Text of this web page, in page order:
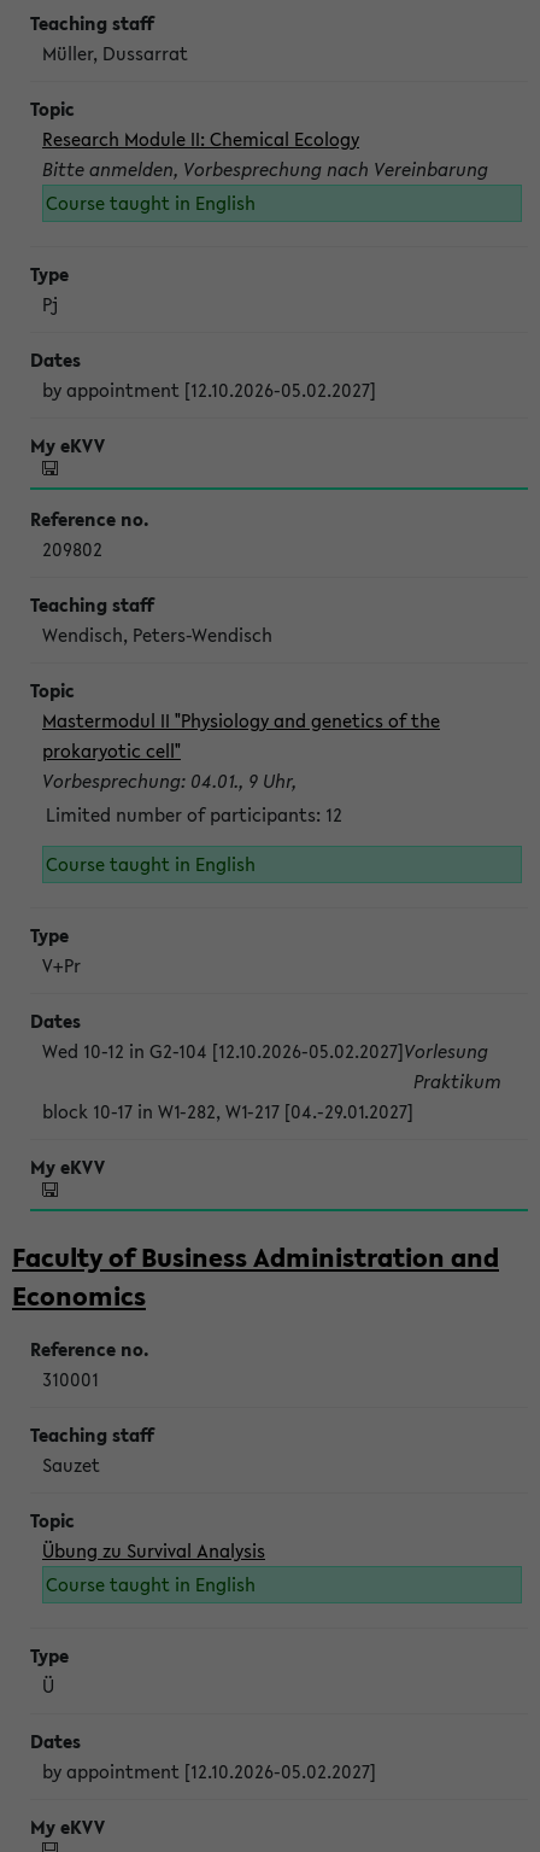
Müller, Dussarrat
Research Module II: Chemical Ecology
Bitte anmelden, Vorbesprechung nach Vereinbarung
Course taught in English
Pj
by appointment [12.10.2026-05.02.2027]
209802
Wendisch, Peters-Wendisch
Mastermodul II "Physiology and genetics of the
prokaryotic cell"
Vorbesprechung: 04.01., 9 Uhr,
Limited number of participants: 12
Course taught in English
V+Pr
Wed 10-12 in G2-104 [12.10.2026-05.02.2027]Vorlesung
block 10-17 in W1-282, W1-217 [04.-29.01.2027]
Praktikum
Faculty of Business Administration and
Economics
310001
Sauzet
Übung zu Survival Analysis
Course taught in English
Ü
by appointment [12.10.2026-05.02.2027]